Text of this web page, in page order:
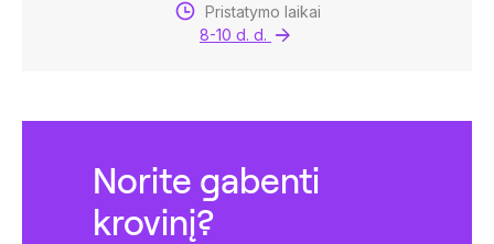
Pristatymo laikai
8-10 d. d.
Norite gabenti
krovinį?